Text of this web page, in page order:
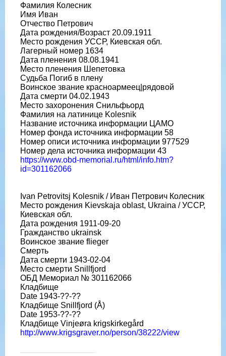
Фамилия Колесник
Имя Иван
Отчество Петрович
Дата рождения/Возраст 20.09.1911
Место рождения УССР, Киевская обл.
Лагерный номер 1634
Дата пленения 08.08.1941
Место пленения Шепетовка
Судьба Погиб в плену
Воинское звание красноармеец|рядовой
Дата смерти 04.02.1943
Место захоронения Снильфьорд
Фамилия на латинице Kolesnik
Название источника информации ЦАМО
Номер фонда источника информации 58
Номер описи источника информации 977529
Номер дела источника информации 43
https://www.obd-memorial.ru/html/info.htm?
id=301162066
Ivan Petrovitsj Kolesnik / Иван Петрович Колесник
Место рождения Kievskaja oblast, Ukraina / УССР,
Киевская обл.
Дата рождения 1911-09-20
Гражданство ukrainsk
Воинское звание flieger
Смерть
Дата смерти 1943-02-04
Место смерти Snillfjord
ОБД Мемориал № 301162066
Кладбище
Date 1943-??-??
Кладбище Snillfjord (Å)
Date 1953-??-??
Кладбище Vinjeøra krigskirkegård
http://www.krigsgraver.no/person/38222/view